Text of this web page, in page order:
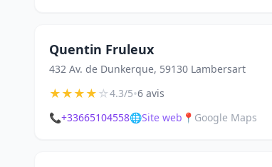
Quentin Fruleux
432 Av. de Dunkerque, 59130 Lambersart
★★★★☆4.3/5•6 avis
📞+33665104558🌐Site web 📍 Google Maps